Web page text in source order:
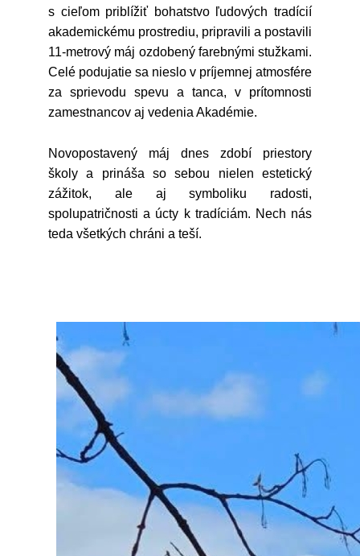
s cieľom priblížiť bohatstvo ľudových tradícií
akademickému prostrediu, pripravili a postavili
11-metrový máj ozdobený farebnými stužkami.
Celé podujatie sa nieslo v príjemnej atmosfére
za sprievodu spevu a tanca, v prítomnosti
zamestnancov aj vedenia Akadémie.
Novopostavený máj dnes zdobí priestory
školy a prináša so sebou nielen estetický
zážitok, ale aj symboliku radosti,
spolupatričnosti a úcty k tradíciám. Nech nás
teda všetkých chráni a teší.